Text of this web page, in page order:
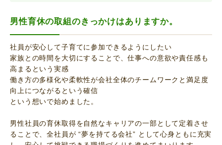
男性育休の取組のきっかけはありますか。
社員が安心して子育てに参加できるようにしたい
家族との時間を大切にすることで、仕事への意欲や責任感も
高まるという実感
働き方の多様化や柔軟性が会社全体のチームワークと満足度
向上につながるという確信
という想いで始めました。
男性社員の育休取得を自然なキャリアの一部として定着させ
ることで、全社員が “夢を持てる会社” として心身ともに充実